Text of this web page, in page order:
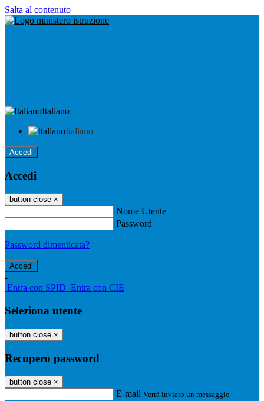
Salta al contenuto
Italiano
Italiano
Accedi
Accedi
button close ×
Nome Utente
Password
Password dimenticata?
-
Entra con SPID Entra con CIE
Seleziona utente
button close ×
Recupero password
button close ×
E-mail Verrà inviato un messaggio